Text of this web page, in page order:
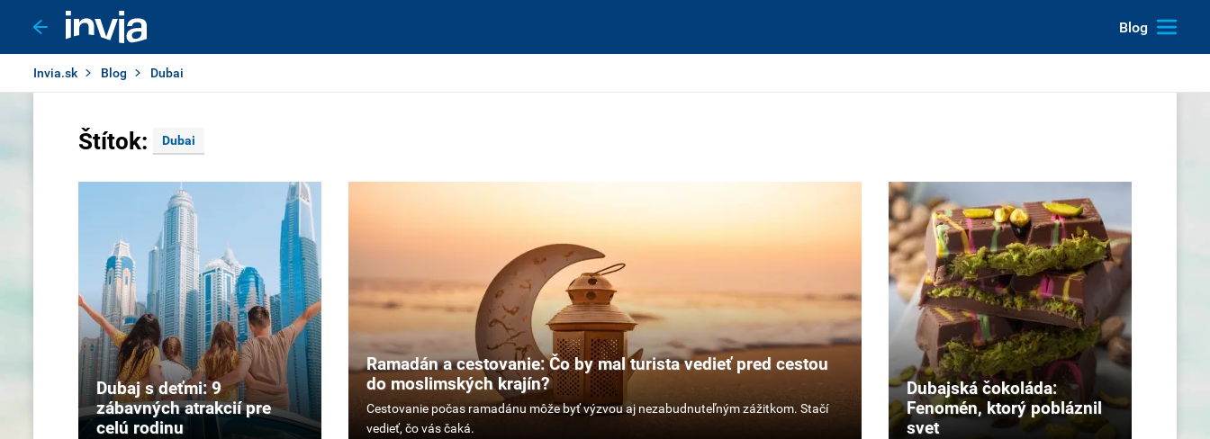
Blog
Invia.sk Blog Dubai
Štítok: Dubai
Dubaj s deťmi: 9
zábavných atrakcií pre
celú rodinu
Ramadán a cestovanie: Čo by mal turista vedieť pred cestou
do moslimských krajín?
Cestovanie
počas
Dubajská čokoláda:
Fenomén, ktorý pobláznil
svet